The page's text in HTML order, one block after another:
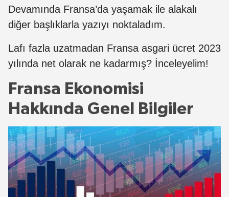
Devamında Fransa’da yaşamak ile alakalı
diğer başlıklarla yazıyı noktaladım.
Lafı fazla uzatmadan Fransa asgari ücret 2023
yılında net olarak ne kadarmış? İnceleyelim!
Fransa Ekonomisi
Hakkında Genel Bilgiler